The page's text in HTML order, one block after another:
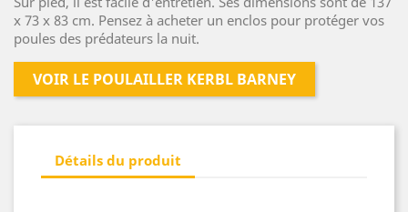
x 73 x 83 cm. Pensez à acheter un enclos pour protéger vos
poules des prédateurs la nuit.
VOIR LE POULAILLER KERBL BARNEY
Détails du produit